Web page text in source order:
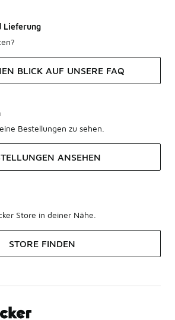
Lieferung
BLICK AUF UNSERE FAQ
Bestellungen zu sehen.
ANSEHEN
Store in deiner Nähe.
STORE FINDEN